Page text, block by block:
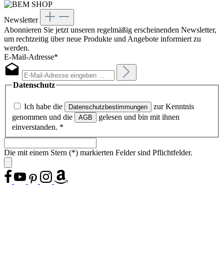
Newsletter
Abonnieren Sie jetzt unseren regelmäßig erscheinenden Newsletter,
um rechtzeitig über neue Produkte und Angebote informiert zu
werden.
E-Mail-Adresse*
Datenschutz
Ich habe die Datenschutzbestimmungen
zur Kenntnis
genommen und die
AGB
gelesen und bin mit ihnen
einverstanden. *
Die mit einem Stern (*) markierten Felder sind Pflichtfelder.